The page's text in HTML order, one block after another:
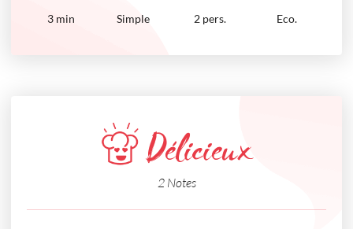
3 min Simple 2 pers. Eco.
Délicieux
2 Notes